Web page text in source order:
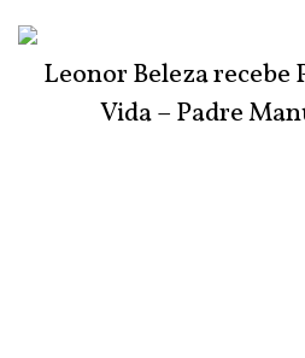
Leonor Beleza recebe
Vida – Padre